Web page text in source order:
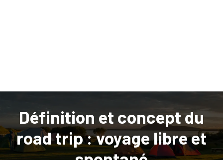
Définition et concept du
road trip : voyage libre et